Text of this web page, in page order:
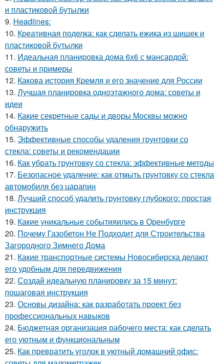
и пластиковой бутылки
9. Headlines:
10. Креативная поделка: как сделать ежика из шишек и
пластиковой бутылки
11. Идеальная планировка дома 6х6 с мансардой:
советы и примеры
12. Какова история Кремля и его значение для России
13. Лучшая планировка одноэтажного дома: советы и
идеи
14. Какие секретные сады и дворы Москвы можно
обнаружить
15. Эффективные способы удаления грунтовки со
стекла: советы и рекомендации
16. Как убрать грунтовку со стекла: эффективные методы
17. Безопасное удаление: как отмыть грунтовку со стекла
автомобиля без царапин
18. Лучший способ удалить грунтовку глубокого: простая
инструкция
19. Какие уникальные событияились в Оренбурге
20. Почему Газобетон Не Подходит для Строительства
Загородного Зимнего Дома
21. Какие транспортные системы Новосибирска делают
его удобным для передвижения
22. Создай идеальную планировку за 15 минут:
пошаговая инструкция
23. Основы дизайна: как разработать проект без
профессиональных навыков
24. Бюджетная организация рабочего места: как сделать
его уютным и функциональным
25. Как превратить уголок в уютный домашний офис: